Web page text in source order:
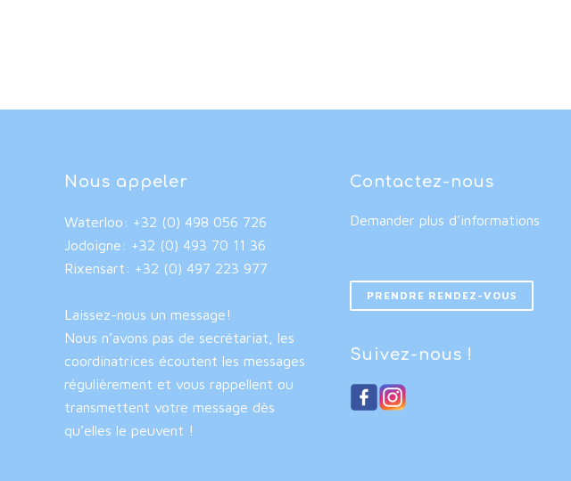
Nous appeler
Waterloo: +32 (0) 498 056 726
Jodoigne: +32 (0) 493 70 11 36
Rixensart: +32 (0) 497 223 977
Laissez-nous un message!
Nous n’avons pas de secrétariat, les
coordinatrices écoutent les messages
régulièrement et vous rappellent ou
transmettent votre message dès
qu’elles le peuvent !
Contactez-nous
Demander plus d’informations
PRENDRE RENDEZ-VOUS
Suivez-nous !